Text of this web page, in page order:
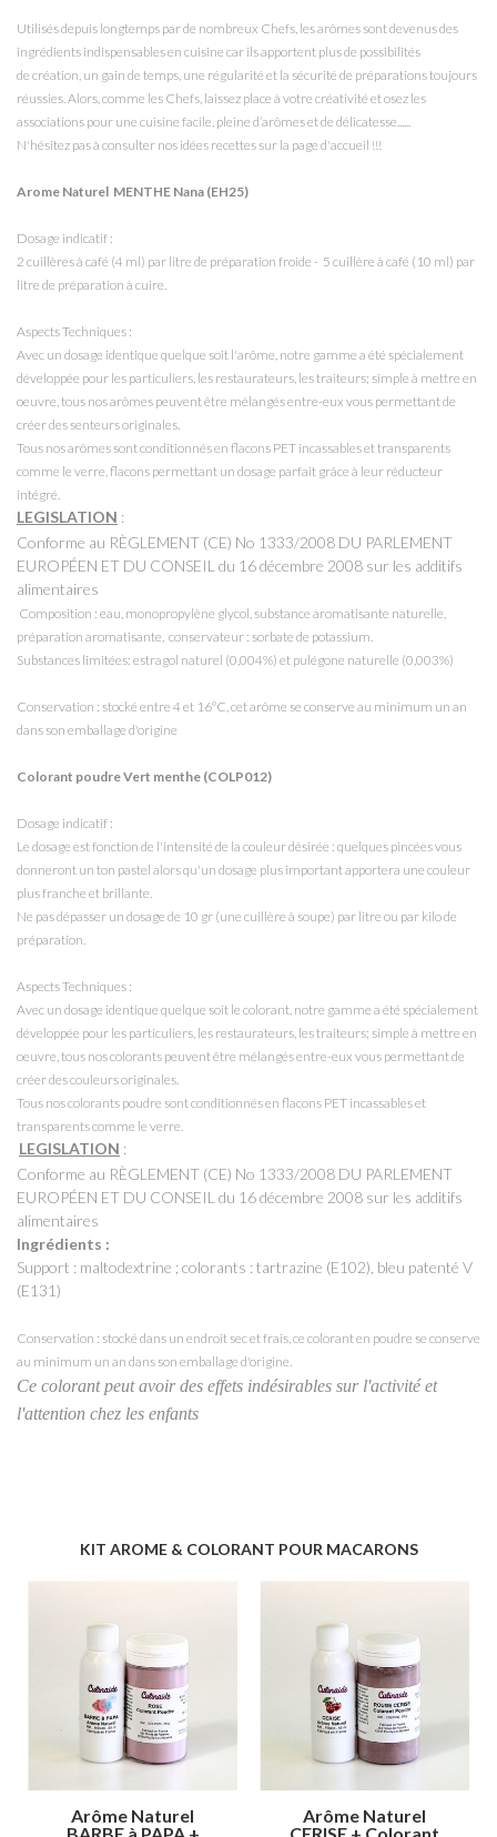
Utilisés depuis longtemps par de nombreux Chefs, les arômes sont devenus des
ingrédients indispensables en cuisine car ils apportent plus de possibilités
de création, un gain de temps, une régularité et la sécurité de préparations toujours
réussies.Alors, comme les Chefs, laissez place à votre créativité et osez les
associations pour une cuisine facile, pleine d’arômes et de délicatesse......
N'hésitez pas à consulter nos idées recettes sur la page d'accueil !!!
Arome Naturel MENTHE Nana (EH25)
Dosage indicatif :
2 cuillères à café (4 ml) par litre de préparation froide - 5 cuillère à café (10 ml) par
litre de préparation à cuire.
Aspects Techniques :
Avec un dosage identique quelque soit l'arôme, notre gamme a été spécialement
développée pour les particuliers, les restaurateurs, les traiteurs; simple à mettre en
oeuvre, tous nos arômes peuvent être mélangés entre-eux vous permettant de
créer des senteurs originales.
Tous nos arômes sont conditionnés en flacons PET incassables et transparents
comme le verre, flacons permettant un dosage parfait grâce à leur réducteur
intégré.
LEGISLATION :
Conforme au RÈGLEMENT (CE) No 1333/2008 DU PARLEMENT
EUROPÉEN ET DU CONSEIL du 16 décembre 2008 sur les additifs
alimentaires
Composition : eau, monopropylène glycol, substance aromatisante naturelle,
préparation aromatisante, conservateur : sorbate de potassium.
Substances limitées: estragol naturel (0,004%) et pulégone naturelle (0,003%)
Conservation : stocké entre 4 et 16°C, cet arôme se conserve au minimum un an
dans son emballage d'origine
Colorant poudre Vert menthe (COLP012)
Dosage indicatif :
Le dosage est fonction de l'intensité de la couleur désirée : quelques pincées vous
donneront un ton pastel alors qu'un dosage plus important apportera une couleur
plus franche et brillante.
Ne pas dépasser un dosage de 10 gr (une cuillère à soupe) par litre ou par kilo de
préparation.
Aspects Techniques :
Avec un dosage identique quelque soit le colorant, notre gamme a été spécialement
développée pour les particuliers, les restaurateurs, les traiteurs; simple à mettre en
oeuvre, tous nos colorants peuvent être mélangés entre-eux vous permettant de
créer des couleurs originales.
Tous nos colorants poudre sont conditionnés en flacons PET incassables et
transparents comme le verre.
LEGISLATION :
Conforme au RÈGLEMENT (CE) No 1333/2008 DU PARLEMENT
EUROPÉEN ET DU CONSEIL du 16 décembre 2008 sur les additifs
alimentaires
Ingrédients :
Support : maltodextrine ; colorants : tartrazine (E102), bleu patenté V
(E131)
Conservation : stocké dans un endroit sec et frais, ce colorant en poudre se conserve
au minimum un an dans son emballage d'origine.
Ce colorant peut avoir des effets indésirables sur l'activité et
l'attention chez les enfants
KIT AROME & COLORANT POUR MACARONS
Arôme Naturel
Arôme Naturel